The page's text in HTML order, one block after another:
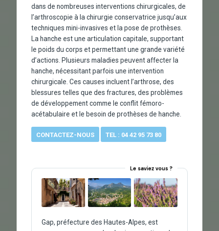
dans de nombreuses interventions chirurgicales, de
l’arthroscopie à la chirurgie conservatrice jusqu’aux
techniques mini-invasives et la pose de prothèses.
La hanche est une articulation capitale, supportant
le poids du corps et permettant une grande variété
d’actions. Plusieurs maladies peuvent affecter la
hanche, nécessitant parfois une intervention
chirurgicale. Ces causes incluent l’arthrose, des
blessures telles que des fractures, des problèmes
de développement comme le conflit fémoro-
acétabulaire et le besoin de prothèses de hanche.
CONTACTEZ-NOUS TEL : 04 42 95 73 80
Le saviez vous ?
Gap, préfecture des Hautes-Alpes, est